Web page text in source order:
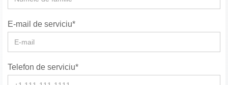
E-mail de serviciu*
Telefon de serviciu*